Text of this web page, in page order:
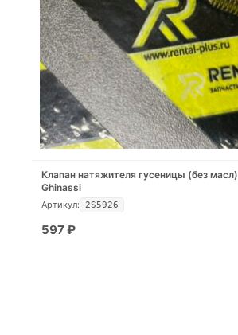
Клапан натяжителя гусеницы (без масл) 2S5926 CGR
Ghinassi
Артикул: 2S5926
597₽